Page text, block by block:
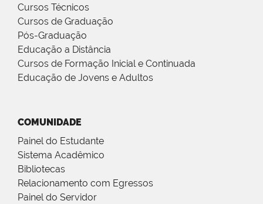
Cursos Técnicos
Cursos de Graduação
Pós-Graduação
Educação a Distância
Cursos de Formação Inicial e Continuada
Educação de Jovens e Adultos
COMUNIDADE
Painel do Estudante
Sistema Acadêmico
Bibliotecas
Relacionamento com Egressos
Painel do Servidor